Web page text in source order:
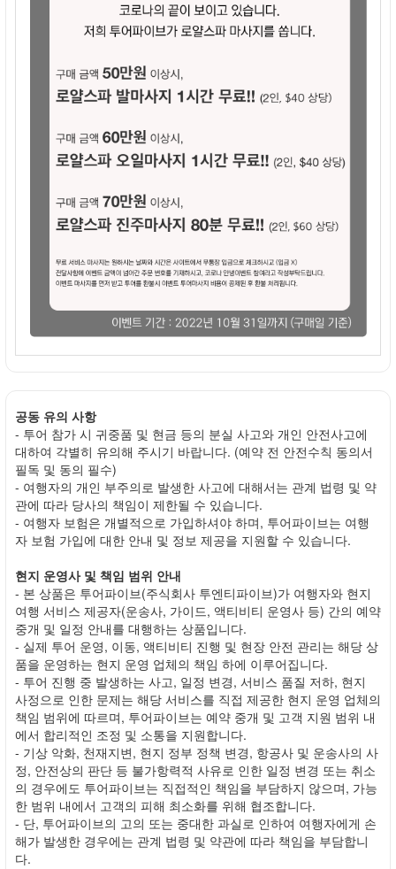
공동 유의 사항
- 투어 참가 시 귀중품 및 현금 등의 분실 사고와 개인 안전사고에
대하여 각별히 유의해 주시기 바랍니다. (예약 전 안전수칙 동의서
필독 및 동의 필수)
- 여행자의 개인 부주의로 발생한 사고에 대해서는 관계 법령 및 약
관에 따라 당사의 책임이 제한될 수 있습니다.
- 여행자 보험은 개별적으로 가입하셔야 하며, 투어파이브는 여행
자 보험 가입에 대한 안내 및 정보 제공을 지원할 수 있습니다.
현지 운영사 및 책임 범위 안내
- 본 상품은 투어파이브(주식회사 투엔티파이브)가 여행자와 현지
여행 서비스 제공자(운송사, 가이드, 액티비티 운영사 등) 간의 예약
중개 및 일정 안내를 대행하는 상품입니다.
- 실제 투어 운영, 이동, 액티비티 진행 및 현장 안전 관리는 해당 상
품을 운영하는 현지 운영 업체의 책임 하에 이루어집니다.
- 투어 진행 중 발생하는 사고, 일정 변경, 서비스 품질 저하, 현지
사정으로 인한 문제는 해당 서비스를 직접 제공한 현지 운영 업체의
책임 범위에 따르며, 투어파이브는 예약 중개 및 고객 지원 범위 내
에서 합리적인 조정 및 소통을 지원합니다.
- 기상 악화, 천재지변, 현지 정부 정책 변경, 항공사 및 운송사의 사
정, 안전상의 판단 등 불가항력적 사유로 인한 일정 변경 또는 취소
의 경우에도 투어파이브는 직접적인 책임을 부담하지 않으며, 가능
한 범위 내에서 고객의 피해 최소화를 위해 협조합니다.
- 단, 투어파이브의 고의 또는 중대한 과실로 인하여 여행자에게 손
해가 발생한 경우에는 관계 법령 및 약관에 따라 책임을 부담합니
다.